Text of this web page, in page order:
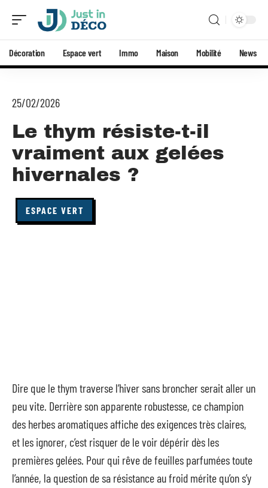
Décoration Espace vert Immo Maison Mobilité News
25/02/2026
Le thym résiste-t-il
vraiment aux gelées
hivernales ?
ESPACE VERT
Dire que le thym traverse l’hiver sans broncher serait aller un
peu vite. Derrière son apparente robustesse, ce champion
des herbes aromatiques affiche des exigences très claires,
et les ignorer, c’est risquer de le voir dépérir dès les
premières gelées. Pour qui rêve de feuilles parfumées toute
l’année, la question de sa résistance au froid mérite qu’on s’y